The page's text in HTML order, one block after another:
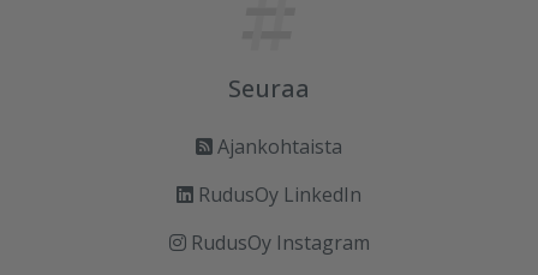
Seuraa
Ajankohtaista
RudusOy LinkedIn
RudusOy Instagram